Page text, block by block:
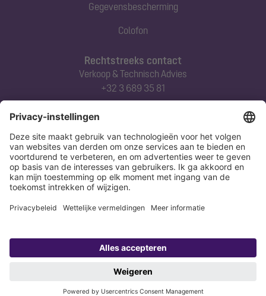
Rechtstreeks contact
Verkoop & Technisch Advies
+32 3 689 35 81
Abonneert u zich op onze nieuwsbrief
Nu aanmelden
Gegevensbescherming
Colofon
Copyright 1998-2026 KESSEL SE + Co. KG, Bahnhofstraße 31, 85101 Lenting,
Verklaring Colofon